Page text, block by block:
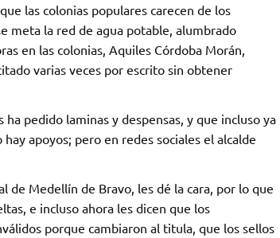
las colonias populares carecen de los
meta la red de agua potable, alumbrado
en las colonias, Aquiles Córdoba Morán,
varias veces por escrito sin obtener
pedido laminas y despensas, y que incluso ya
apoyos; pero en redes sociales el alcalde
de Medellín de Bravo, les dé la cara, por lo que
e incluso ahora les dicen que los
porque cambiaron al titula, que los sellos